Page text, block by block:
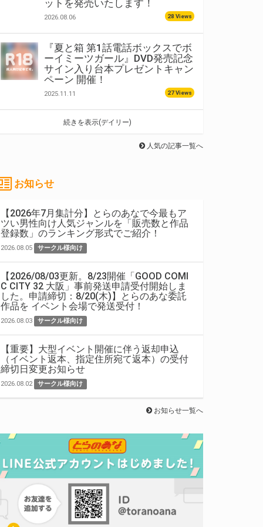
ットを発売いたします！
2026.08.06 28 Views
『夏と箱 第1話電話ボックスでボ
ーイミーツガール』DVD発売記念
サイン入り台本プレゼントキャン
ペーン 開催！
2025.11.11 27 Views
続きを表示(デイリー)
人気の記事一覧へ
お知らせ
【2026年7月集計分】とらのあなで今最もア
ツい男性向け人気ジャンルを「販売数と作品
登録数」のランキング形式でご紹介！
2026.08.05 サークル様向け
【2026/08/03更新。8/23開催「GOOD COMI
C CITY 32 大阪」事前発送申請受付開始しま
した。申請締切：8/20(木)】とらのあな委託
作品を イベント会場で発送受付！
2026.08.03 サークル様向け
【重要】大型イベント開催に伴う返却申込
（イベント返本、指定住所宛て返本）の受付
締切日変更お知らせ
2026.08.02 サークル様向け
お知らせ一覧へ